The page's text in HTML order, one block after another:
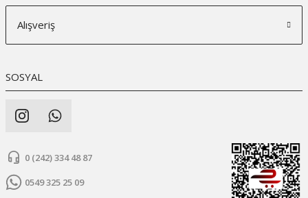
Alışveriş
SOSYAL
0 (242) 334 48 87
0549 325 25 09